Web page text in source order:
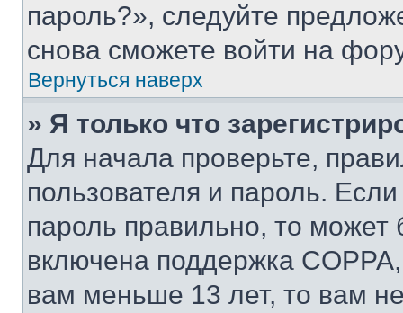
пароль?», следуйте
снова сможете войти на
Вернуться наверх
» Я только что
Для начала проверьте,
пользователя и пароль.
пароль правильно, то может
включена поддержка
вам меньше 13 лет, то вам